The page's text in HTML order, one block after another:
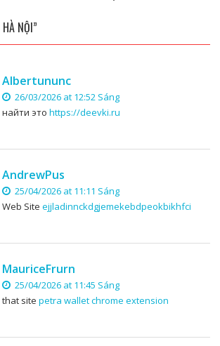
NỘI”
Albertununc
26/03/2026 at 12:52 Sáng
найти это https://deevki.ru
AndrewPus
25/04/2026 at 11:11 Sáng
Web Site ejjladinnckdgjemekebdpeokbikhfci
MauriceFrurn
25/04/2026 at 11:45 Sáng
that site petra wallet chrome extension